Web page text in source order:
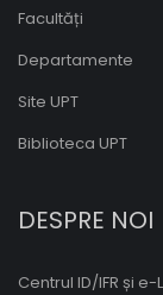
Facultăți
Departamente
Site UPT
Biblioteca UPT
DESPRE NOI
Centrul ID/IFR și